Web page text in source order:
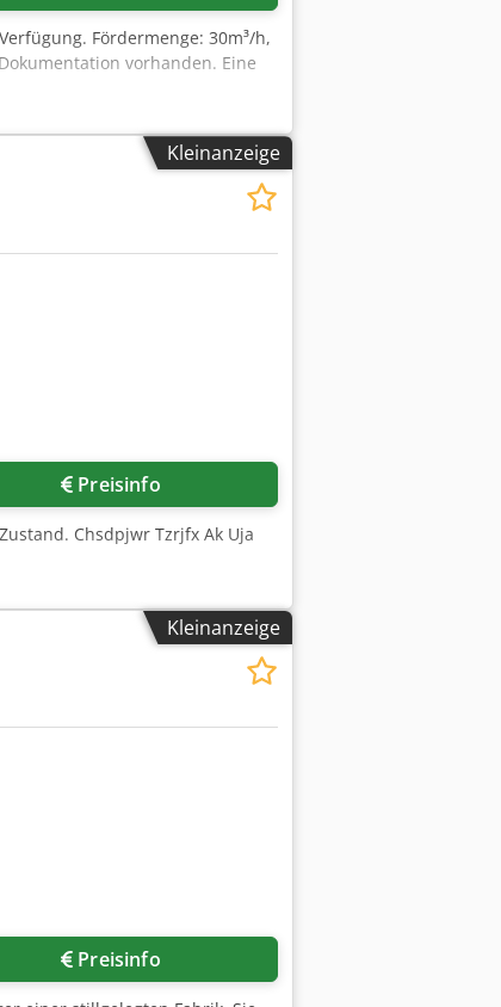
Fördermenge: 30m³/h,
vorhanden. Eine
Kleinanzeige
Preisinfo
Chsdpjwr Tzrjfx Ak Uja
Kleinanzeige
Preisinfo